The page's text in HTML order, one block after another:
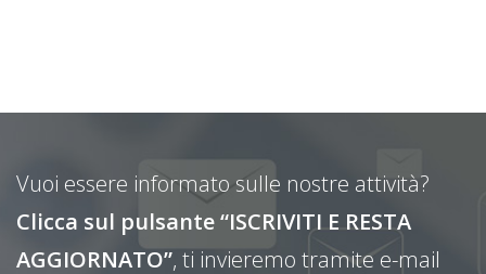
Vuoi essere informato sulle nostre attività?
Clicca sul pulsante “ISCRIVITI E RESTA
AGGIORNATO”, ti invieremo tramite e-mail